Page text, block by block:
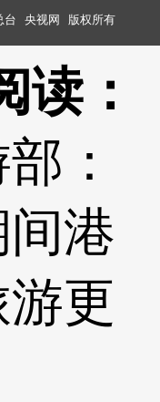
台 央视网 版权所有
读：
：
港
更